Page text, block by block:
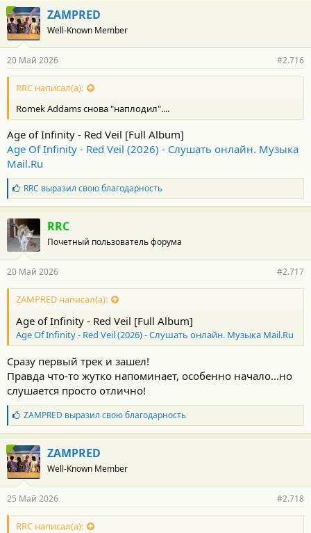
г
о
д
а
н
о
с
и
:
ZAMPRED
Well-Known Member
20 Май 2026 #2.716
RRC написал(а):
Romek Addams снова "наплодил"....
Age of Infinity - Red Veil [Full Album]
Age Of Infinity - Red Veil (2026) - Слушать онлайн. Музыка
Mail.Ru
Б
л
а
г
о
д
а
н
о
с
и
:
RRC выразил свою благодарность
RRC
Почетный пользователь форума
20 Май 2026 #2.717
ZAMPRED написал(а):
Age of Infinity - Red Veil [Full Album]
Age Of Infinity - Red Veil (2026) - Слушать онлайн. Музыка Mail.Ru
Cразу первый трек и зашел!
Правда что-то жутко напоминает, особенно начало...но
слушается просто отлично!
Б
л
а
г
о
д
а
н
о
с
ZAMPRED выразил свою благодарность
ZAMPRED
Well-Known Member
25 Май 2026 #2.718
RRC написал(а):